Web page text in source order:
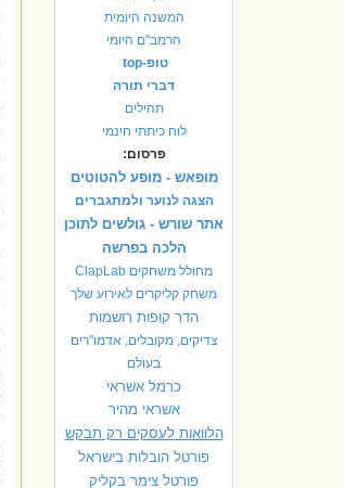
המשנה היומית
הרמב"ם היומי
טופ-top
דברי תורה
תהילים
לוח כיתתי חינמי
פרסום:
מופאש - מופע להטוטים
הצגה לנוער ולמתגברים
אתר שורש - גולשים לתוכן
הלכה בפרשה
מחולל משחקים ClapLab
משחק קליקרים לאירוע שלך
הדר קופות רושמות
צדיקים, מקובלים, אדמו"רים
בעולם
כרמל אשראי
אשראי מהיר
הלוואות לעסקים רק תבקש
פורטל הובלות בישראל
פורטל צימר בקליק